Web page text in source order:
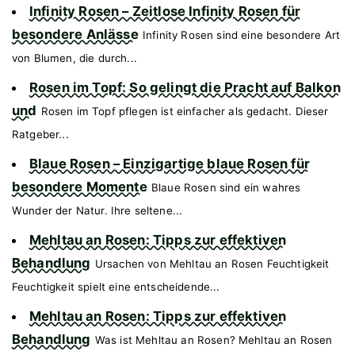
Infinity Rosen – Zeitlose Infinity Rosen für
besondere Anlässe Infinity Rosen sind eine besondere Art
von Blumen, die durch...
Rosen im Topf: So gelingt die Pracht auf Balkon
und Rosen im Topf pflegen ist einfacher als gedacht. Dieser
Ratgeber...
Blaue Rosen – Einzigartige blaue Rosen für
besondere Momente Blaue Rosen sind ein wahres
Wunder der Natur. Ihre seltene...
Mehltau an Rosen: Tipps zur effektiven
Behandlung Ursachen von Mehltau an Rosen Feuchtigkeit
Feuchtigkeit spielt eine entscheidende...
Mehltau an Rosen: Tipps zur effektiven
Behandlung Was ist Mehltau an Rosen? Mehltau an Rosen